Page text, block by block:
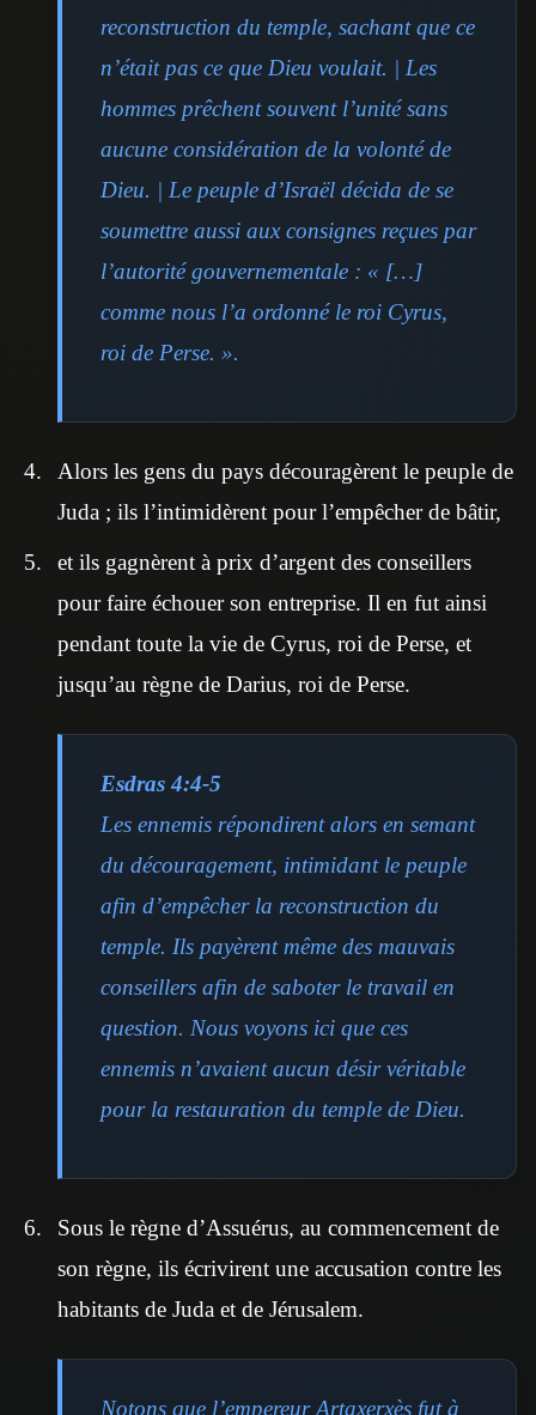
reconstruction du temple, sachant que ce
n’était pas ce que Dieu voulait. | Les
hommes prêchent souvent l’unité sans
aucune considération de la volonté de
Dieu. | Le peuple d’Israël décida de se
soumettre aussi aux consignes reçues par
l’autorité gouvernementale : « […]
comme nous l’a ordonné le roi Cyrus,
roi de Perse. ».
Alors les gens du pays découragèrent le peuple de
Juda ; ils l’intimidèrent pour l’empêcher de bâtir,
et ils gagnèrent à prix d’argent des conseillers
pour faire échouer son entreprise. Il en fut ainsi
pendant toute la vie de Cyrus, roi de Perse, et
jusqu’au règne de Darius, roi de Perse.
Esdras 4:4-5
Les ennemis répondirent alors en semant
du découragement, intimidant le peuple
afin d’empêcher la reconstruction du
temple. Ils payèrent même des mauvais
conseillers afin de saboter le travail en
question. Nous voyons ici que ces
ennemis n’avaient aucun désir véritable
pour la restauration du temple de Dieu.
Sous le règne d’Assuérus, au commencement de
son règne, ils écrivirent une accusation contre les
habitants de Juda et de Jérusalem.
Notons que l’empereur Artaxerxès fut à